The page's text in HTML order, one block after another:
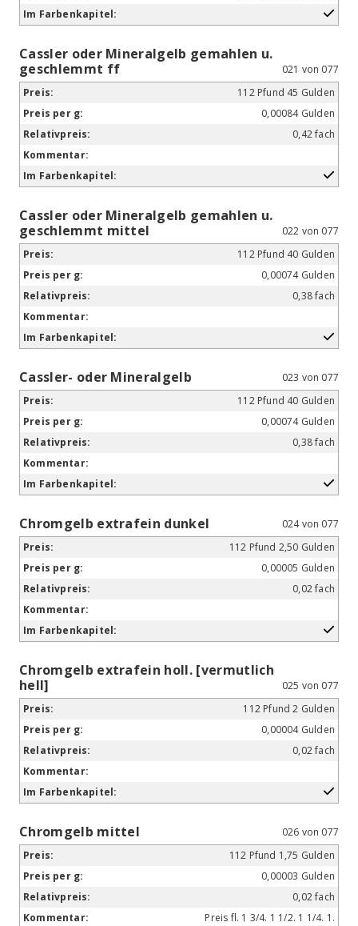
Cassler oder Mineralgelb gemahlen u.
geschlemmt ff
021 von 077
112 Pfund 45 Gulden
0,00084 Gulden
0,42 fach
Cassler oder Mineralgelb gemahlen u.
geschlemmt mittel
022 von 077
112 Pfund 40 Gulden
0,00074 Gulden
0,38 fach
Cassler- oder Mineralgelb
023 von 077
112 Pfund 40 Gulden
0,00074 Gulden
0,38 fach
Chromgelb extrafein dunkel
024 von 077
112 Pfund 2,50 Gulden
0,00005 Gulden
0,02 fach
Chromgelb extrafein holl. [vermutlich
hell]
025 von 077
112 Pfund 2 Gulden
0,00004 Gulden
0,02 fach
Chromgelb mittel
026 von 077
112 Pfund 1,75 Gulden
0,00003 Gulden
0,02 fach
Preis fl. 1 3/4. 1 1/2. 1 1/4. 1.